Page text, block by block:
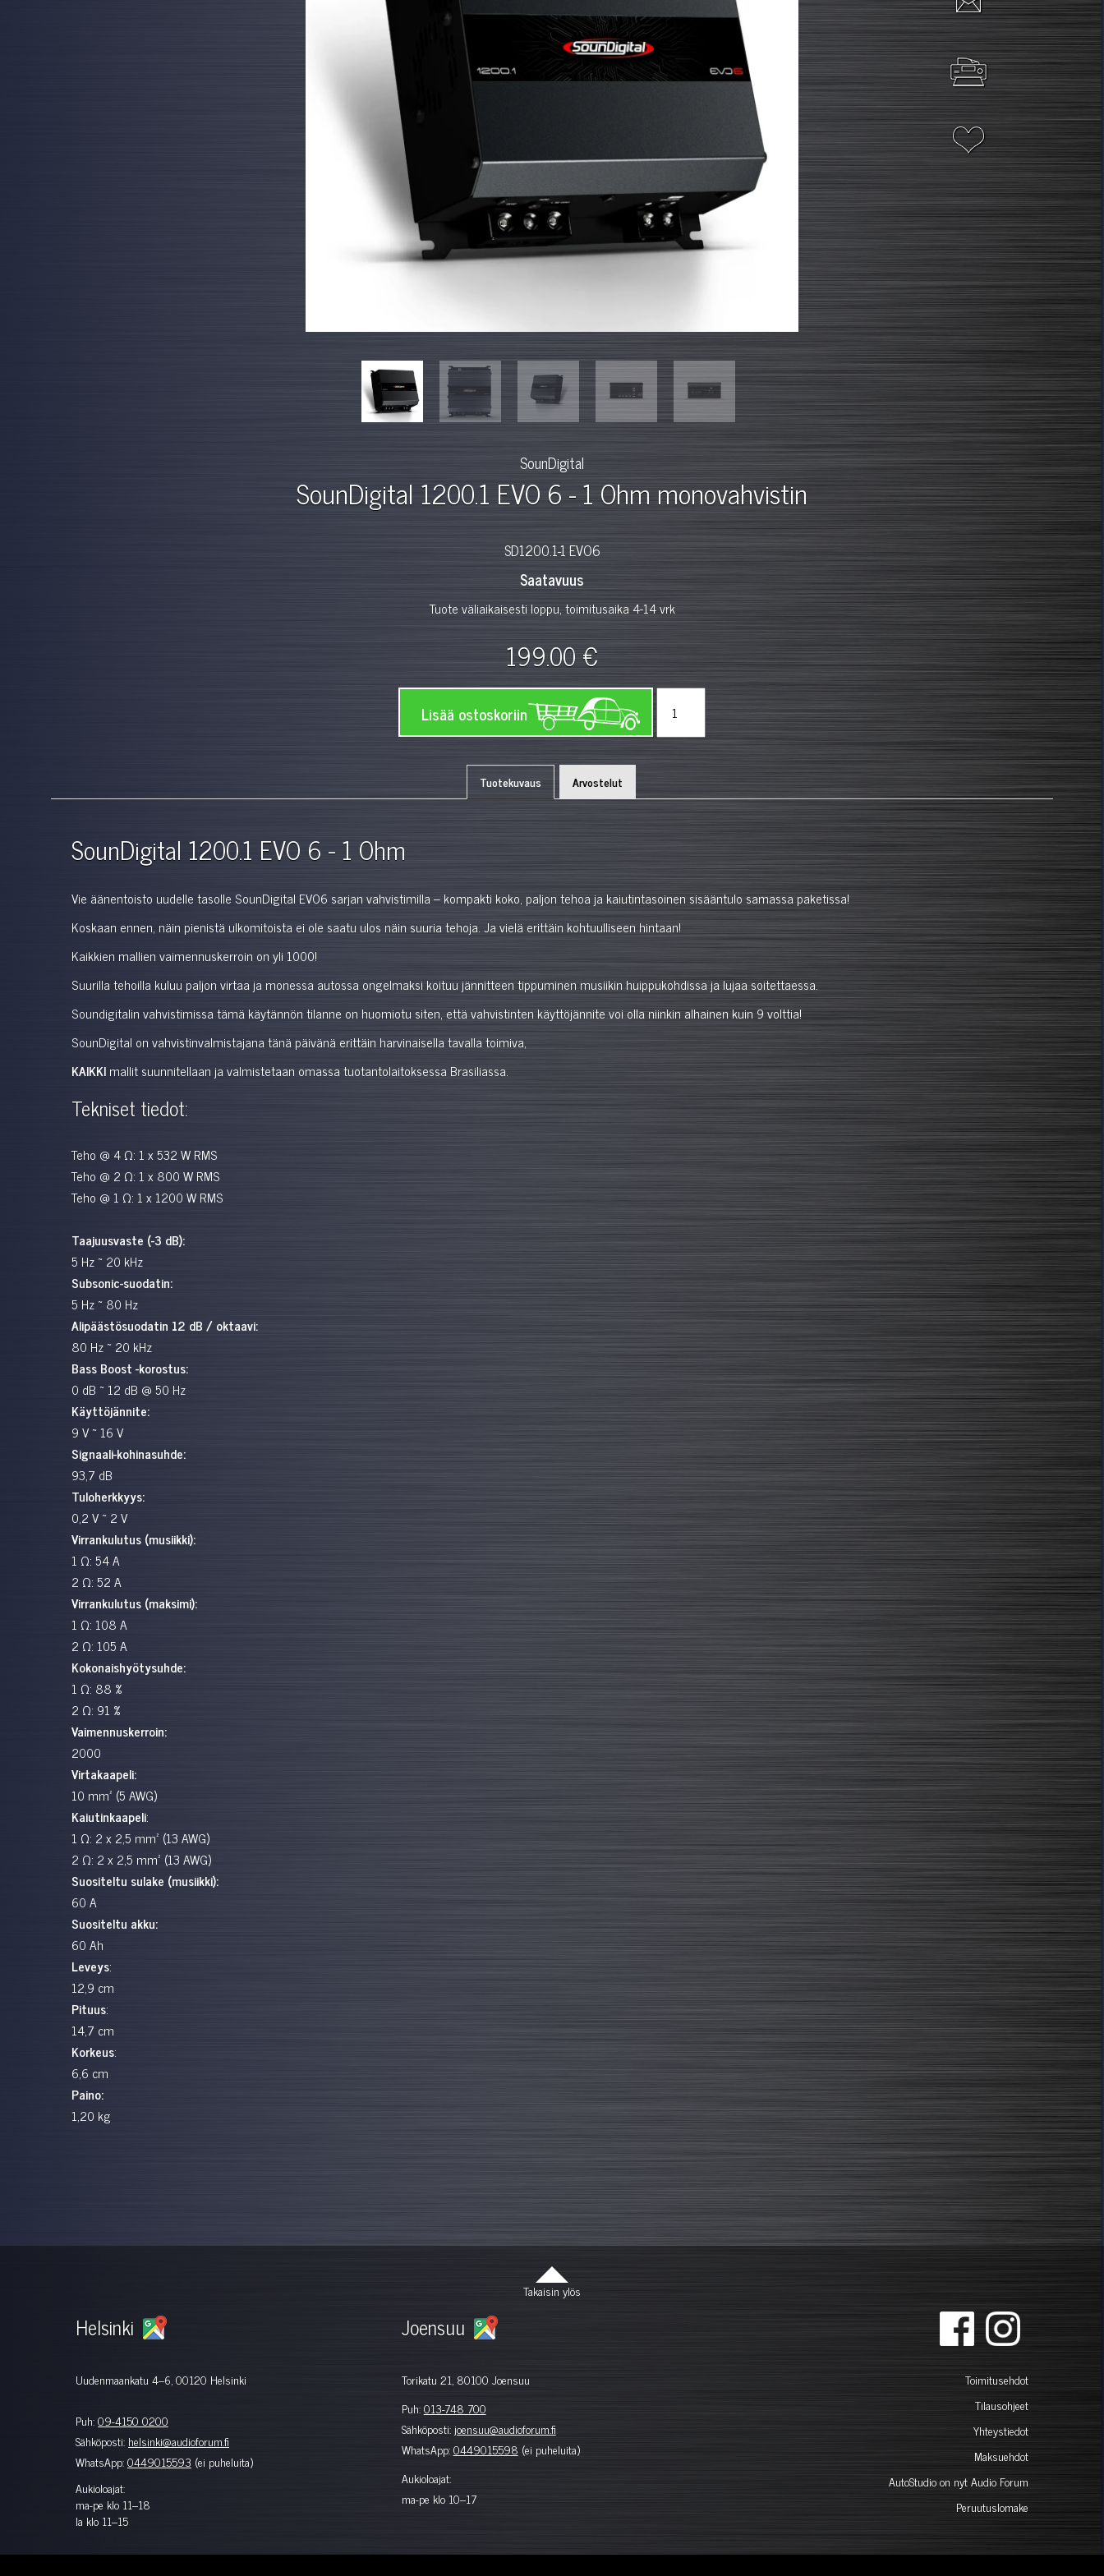
SounDigital
SounDigital 1200.1 EVO 6 - 1 Ohm monovahvistin
SD1200.1-1 EVO6
Saatavuus
Tuote väliaikaisesti loppu, toimitusaika 4-14 vrk
199.00 €
Lisää ostoskoriin
Tuotekuvaus Arvostelut
SounDigital 1200.1 EVO 6 - 1 Ohm
Vie äänentoisto uudelle tasolle SounDigital EVO6 sarjan vahvistimilla – kompakti koko, paljon tehoa ja kaiutintasoinen sisääntulo samassa paketissa!
Koskaan ennen, näin pienistä ulkomitoista ei ole saatu ulos näin suuria tehoja. Ja vielä erittäin kohtuulliseen hintaan!
Kaikkien mallien vaimennuskerroin on yli 1000!
Suurilla tehoilla kuluu paljon virtaa ja monessa autossa ongelmaksi koituu jännitteen tippuminen musiikin huippukohdissa ja lujaa soitettaessa.
Soundigitalin vahvistimissa tämä käytännön tilanne on huomiotu siten, että vahvistinten käyttöjännite voi olla niinkin alhainen kuin 9 volttia!
SounDigital on vahvistinvalmistajana tänä päivänä erittäin harvinaisella tavalla toimiva,
KAIKKImallit suunnitellaan ja valmistetaan omassa tuotantolaitoksessa Brasiliassa.
Tekniset tiedot:
Teho @ 4 Ω: 1 x 532 W RMS
Teho @ 2 Ω: 1 x 800 W RMS
Teho @ 1 Ω: 1 x 1200 W RMS
Taajuusvaste (-3 dB):
5 Hz ~ 20 kHz
Subsonic-suodatin:
5 Hz ~ 80 Hz
Alipäästösuodatin 12 dB / oktaavi:
80 Hz ~ 20 kHz
Bass Boost -korostus:
0 dB ~ 12 dB @ 50 Hz
Käyttöjännite:
9 V ~ 16 V
Signaali-kohinasuhde:
93,7 dB
Tuloherkkyys:
0,2 V ~ 2 V
Virrankulutus (musiikki):
1 Ω: 54 A
2 Ω: 52 A
Virrankulutus (maksimi):
1 Ω: 108 A
2 Ω: 105 A
Kokonaishyötysuhde:
1 Ω: 88 %
2 Ω: 91 %
Vaimennuskerroin:
2000
Virtakaapeli:
10 mm² (5 AWG)
Kaiutinkaapeli:
1 Ω: 2 x 2,5 mm² (13 AWG)
2 Ω: 2 x 2,5 mm² (13 AWG)
Suositeltu sulake (musiikki):
60 A
Suositeltu akku:
60 Ah
Leveys:
12,9 cm
Pituus:
14,7 cm
Korkeus:
6,6 cm
Paino:
1,20 kg
Takaisin ylös
Helsinki
Uudenmaankatu 4–6, 00120 Helsinki
Puh:09-4150 0200
Sähköposti: helsinki@audioforum.fi
WhatsApp:0449015593 (ei puheluita)
Aukioloajat:
ma-pe klo 11–18
la klo 11–15
Joensuu
Torikatu 21, 80100 Joensuu
Puh:013-748 700
Sähköposti: joensuu@audioforum.fi
WhatsApp:0449015598 (ei puheluita)
Aukioloajat:
ma-pe klo 10–17
Toimitusehdot
Tilausohjeet
Yhteystiedot
Maksuehdot
AutoStudio on nyt Audio Forum
Peruutuslomake